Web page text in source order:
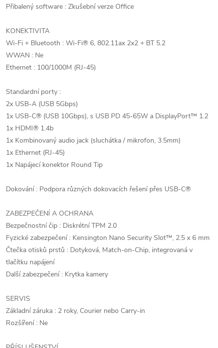
Přibalený software : Zkušební verze Office
KONEKTIVITA
Wi-Fi + Bluetooth : Wi-Fi® 6, 802.11ax 2x2 + BT 5.2
WWAN : Ne
Ethernet : 100/1000M (RJ-45)
Standardní porty :
2x USB-A (USB 5Gbps)
1x USB-C® (USB 10Gbps), s USB PD 45-65W a DisplayPort™ 1.2
1x HDMI® 1.4b
1x Kombinovaný audio jack (sluchátka / mikrofon, 3.5mm)
1x Ethernet (RJ-45)
1x Napájecí konektor Round Tip
Dokování : Podpora různých dokovacích řešení přes USB-C®
ZABEZPEČENÍ A OCHRANA
Bezpečnostní čip : Diskrétní TPM 2.0
Fyzické zabezpečení : Kensington Nano Security Slot™, 2.5 x 6 mm
Čtečka otisků prstů : Dotyková, Match-on-Chip, integrovaná v
tlačítku napájení
Další zabezpečení : Krytka kamery
SERVIS
Základní záruka : 2 roky, Courier nebo Carry-in
Rozšíření : Ne